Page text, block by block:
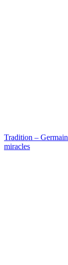
Tradition –
miracles